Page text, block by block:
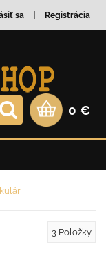
sa Registrácia
0 €
3 Položky